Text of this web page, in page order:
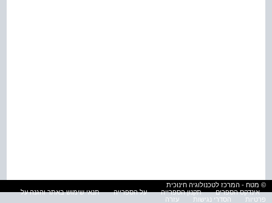
© מטח - המרכז לטכנולוגיה חינוכית
אינדקס הספרים
תקנון הספרייה על הספרייה
תנאי שימוש באתר והגנה על
פרטיות
הסדרי נגישות עזרה